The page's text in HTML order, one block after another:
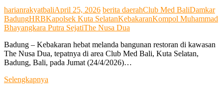
Polres
Tabanan
harianrakyatbaliApril 25, 2026 berita daerahClub Med BaliDamkar
BadungHRBKapolsek Kuta SelatanKebakaranKompol Muhammad
Bhayangkara Putra SejatiThe Nusa Dua
Badung – Kebakaran hebat melanda bangunan restoran di kawasan
The Nusa Dua, tepatnya di area Club Med Bali, Kuta Selatan,
Badung, Bali, pada Jumat (24/4/2026)…
Selengkapnya